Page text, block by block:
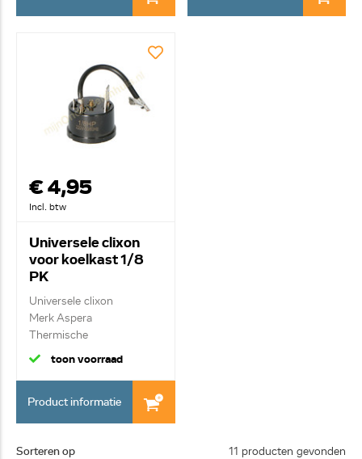
€ 4,95
Incl. btw
Universele clixon
voor koelkast 1/8
PK
Universele clixon
Merk Aspera
Thermische
compressorbevei...
toon voorraad
Product informatie
Sorteren op 11 producten gevonden